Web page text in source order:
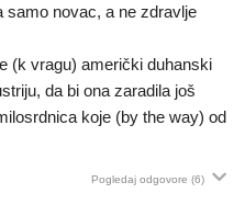
samo novac, a ne zdravlje
(k vragu) američki duhanski
da bi ona zaradila još
koje (by the way) od
Pogledaj odgovore (6)